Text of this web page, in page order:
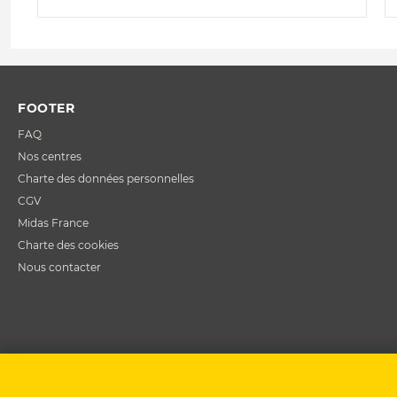
FOOTER
FAQ
Nos centres
Charte des données personnelles
CGV
Midas France
Charte des cookies
Nous contacter